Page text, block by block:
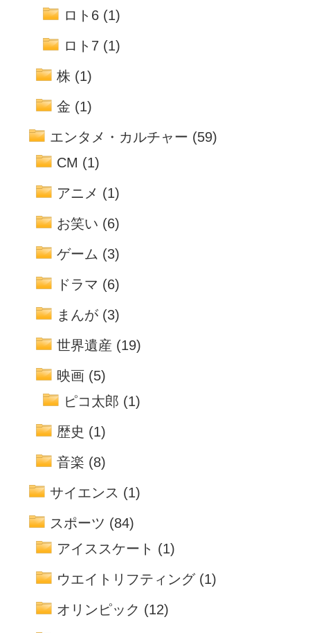
ロト6 (1)
ロト7 (1)
株 (1)
金 (1)
エンタメ・カルチャー (59)
CM (1)
アニメ (1)
お笑い (6)
ゲーム (3)
ドラマ (6)
まんが (3)
世界遺産 (19)
映画 (5)
ピコ太郎 (1)
歴史 (1)
音楽 (8)
サイエンス (1)
スポーツ (84)
アイススケート (1)
ウエイトリフティング(1)
オリンピック (12)